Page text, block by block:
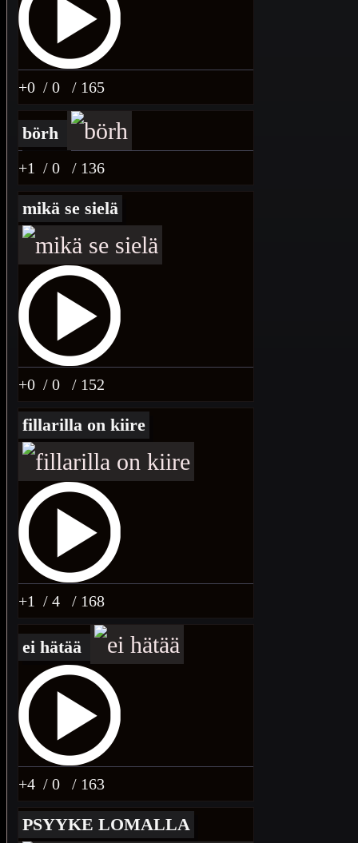
+0 / 0 / 165
börh
+1 / 0 / 136
mikä se sielä
+0 / 0 / 152
fillarilla on kiire
+1 / 4 / 168
ei hätää
+4 / 0 / 163
PSYYKE LOMALLA